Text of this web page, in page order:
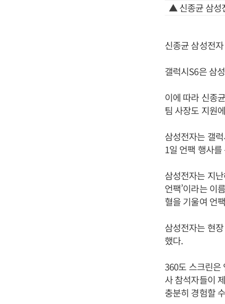
▲ 신종균 삼성
신종균 삼성전
갤럭시S6은 삼
이에 따라 신종
팀 사장도 지원
삼성전자는 갤
1일 언팩 행사
삼성전자는 지
언팩’이라는 이
혈을 기울여 언
삼성전자는 현
했다.
360도 스크린은
사 참석자들이
충분히 경험할